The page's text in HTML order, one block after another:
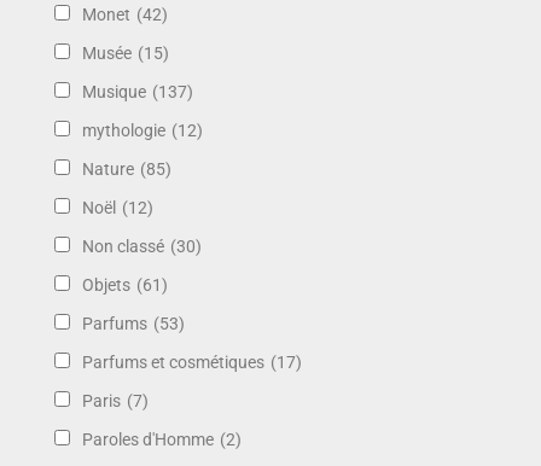
Monet (42)
Musée (15)
Musique (137)
mythologie (12)
Nature (85)
Noël (12)
Non classé (30)
Objets (61)
Parfums (53)
Parfums et cosmétiques (17)
Paris (7)
Paroles d'Homme (2)